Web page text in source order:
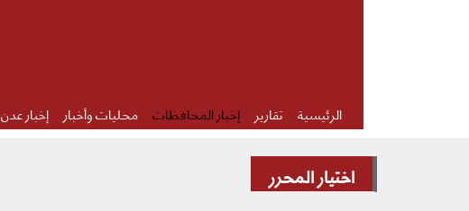
الرئيسية تقارير إخبار المحافظات محليات وأخبار إخبار عدن
اختيار المحرر